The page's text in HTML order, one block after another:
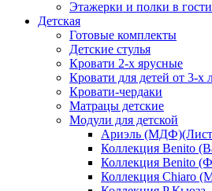
Этажерки и полки в
Детская
Готовые комплекты
Детские стулья
Кровати 2-х ярусные
Кровати для детей от 3-х
Кровати-чердаки
Матрацы детские
Модули для детской
Ариэль
Коллекция Benito
Коллекция Benito
Коллекция Chiaro